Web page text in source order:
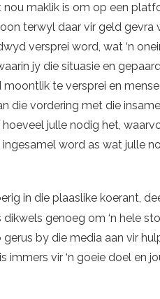
maklik is om op een
terwyl daar vir geld gevra
versprei word, wat ‘n
jy die situasie en
te versprei en
die vordering met die
julle nodig het,
word as wat julle
in die plaaslike koerant,
dikwels genoeg om ‘n hele
by die media aan vir
immers vir ‘n goeie doel en